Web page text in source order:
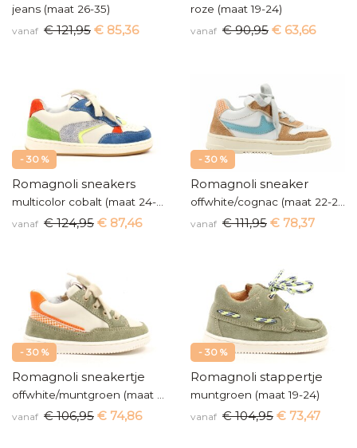
jeans (maat 26-35)
vanaf € 121,95 € 85,36
roze (maat 19-24)
vanaf € 90,95 € 63,66
- 30 %
Romagnoli sneakers
vanaf € 124,95 € 87,46
- 30 %
Romagnoli sneaker
vanaf € 111,95 € 78,37
- 30 %
Romagnoli sneakertje
vanaf € 106,95 € 74,86
- 30 %
Romagnoli stappertje
muntgroen (maat 19-24)
vanaf € 104,95 € 73,47